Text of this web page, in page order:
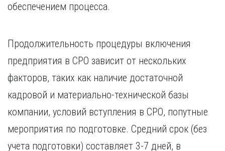
обеспечением процесса.
Продолжительность процедуры включения
предприятия в СРО зависит от нескольких
факторов, таких как наличие достаточной
кадровой и материально-технической базы
компании, условий вступления в СРО, попутные
мероприятия по подготовке. Средний срок (без
учета подготовки) составляет 3-7 дней, в